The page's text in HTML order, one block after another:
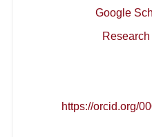
Google
https://orcid.org/